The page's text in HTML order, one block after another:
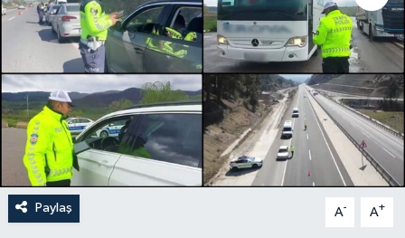
Paylaş A- A+